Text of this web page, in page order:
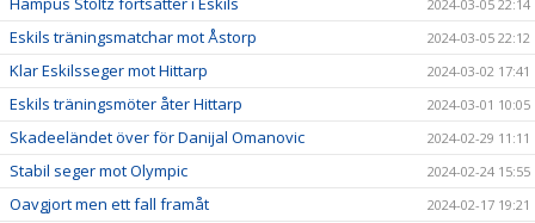
2024-03-05 22:14
Eskils träningsmatchar mot Åstorp 2024-03-05 22:12
Klar Eskilsseger mot Hittarp 2024-03-02 17:41
Eskils träningsmöter åter Hittarp 2024-03-01 10:05
Skadeeländet över för Danijal Omanovic 2024-02-29 11:11
Stabil seger mot Olympic 2024-02-24 15:55
Oavgjort men ett fall framåt 2024-02-17 19:21